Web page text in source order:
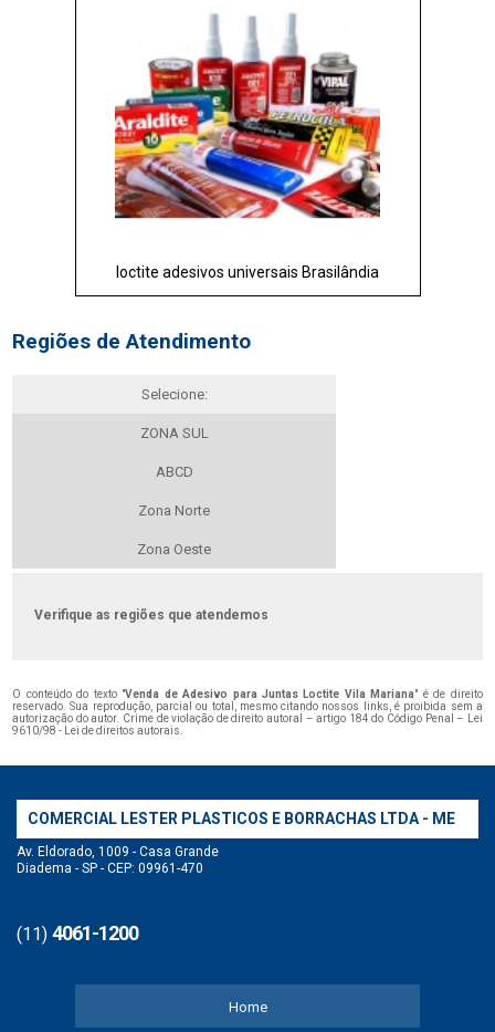
loctite adesivos universais Brasilândia
Regiões de Atendimento
Selecione:
ZONA SUL
ABCD
Zona Norte
Zona Oeste
Verifique as regiões que atendemos
O conteúdo do texto "Venda de Adesivo para Juntas Loctite Vila Mariana" é de direito
reservado. Sua reprodução, parcial ou total, mesmo citando nossos links, é proibida sem a
autorização do autor. Crime de violação de direito autoral – artigo 184 do Código Penal –
Lei
9610/98 - Lei de direitos autorais
COMERCIAL LESTER PLASTICOS E BORRACHAS LTDA - ME
Av. Eldorado, 1009 - Casa Grande
Diadema - SP - CEP: 09961-470
(11) 4061-1200
Home